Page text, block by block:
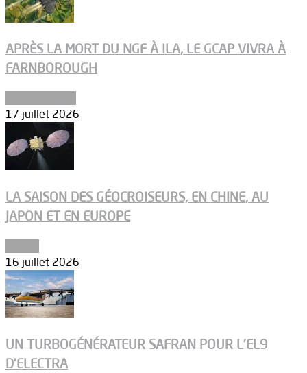
APRÈS LA MORT DU NGF À ILA, LE GCAP VIVRA À
FARNBOROUGH
17 juillet 2026
LA SAISON DES GÉOCROISEURS, EN CHINE, AU
JAPON ET EN EUROPE
16 juillet 2026
UN TURBOGÉNÉRATEUR SAFRAN POUR L’EL9
D’ELECTRA